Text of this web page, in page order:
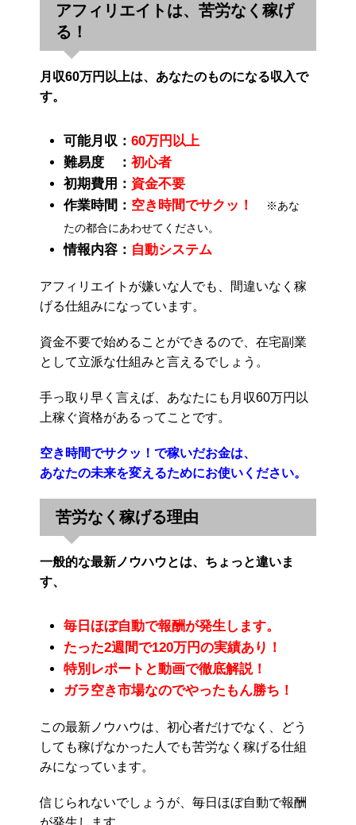
アフィリエイトは、苦労なく稼げ
る！
月収60万円以上は、あなたのものになる収入で
す。
可能月収： 60万円以上
難易度 ： 初心者
初期費用： 資金不要
作業時間： 空き時間でサクッ！
※あな
たの都合にあわせてください。
情報内容： 自動システム
アフィリエイトが嫌いな人でも、間違いなく稼
げる仕組みになっています。
資金不要で始めることができるので、在宅副業
として立派な仕組みと言えるでしょう。
手っ取り早く言えば、あなたにも月収60万円以
上稼ぐ資格があるってことです。
空き時間でサクッ！で稼いだお金は、
あなたの未来を変えるためにお使いください。
苦労なく稼げる理由
一般的な最新ノウハウとは、ちょっと違いま
す、
毎日ほぼ自動で報酬が発生します。
たった2週間で120万円の実績あり！
特別レポートと動画で徹底解説！
ガラ空き市場なのでやったもん勝ち！
この最新ノウハウは、初心者だけでなく、どう
しても稼げなかった人でも苦労なく稼げる仕組
みになっています。
信じられないでしょうが、毎日ほぼ自動で報酬
が発生します。